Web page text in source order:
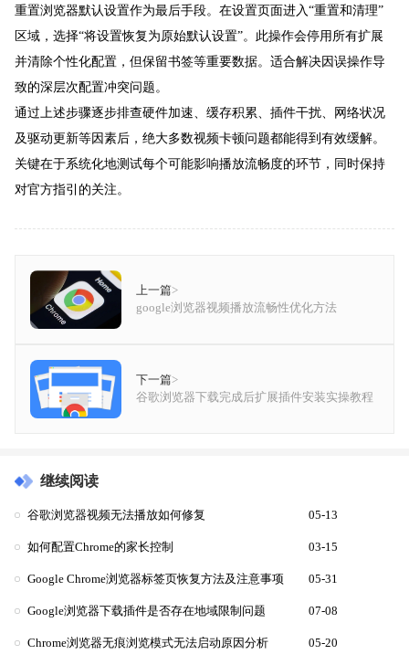
重置浏览器默认设置作为最后手段。在设置页面进入“重置和清理”
区域，选择“将设置恢复为原始默认设置”。此操作会停用所有扩展
并清除个性化配置，但保留书签等重要数据。适合解决因误操作导
致的深层次配置冲突问题。
通过上述步骤逐步排查硬件加速、缓存积累、插件干扰、网络状况
及驱动更新等因素后，绝大多数视频卡顿问题都能得到有效缓解。
关键在于系统化地测试每个可能影响播放流畅度的环节，同时保持
对官方指引的关注。
上一篇>
google浏览器视频播放流畅性优化方法
下一篇>
谷歌浏览器下载完成后扩展插件安装实操教程
继续阅读
谷歌浏览器视频无法播放如何修复 05-13
如何配置Chrome的家长控制 03-15
Google Chrome浏览器标签页恢复方法及注意事项 05-31
Google浏览器下载插件是否存在地域限制问题 07-08
Chrome浏览器无痕浏览模式无法启动原因分析 05-20